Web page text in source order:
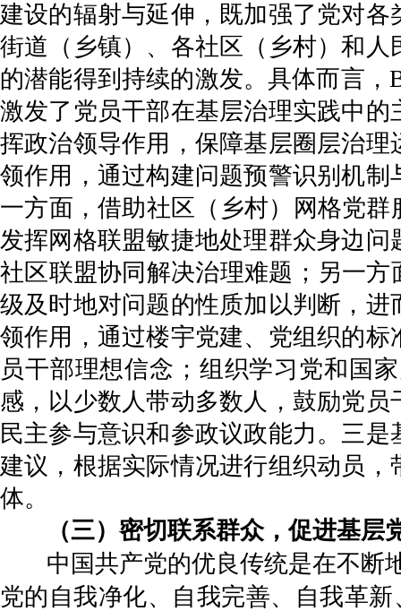
建设的辐射与延伸，既加强了党对
街道（乡镇）、各社区（乡村）和
的潜能得到持续的激发。具体而言
激发了党员干部在基层治理实践中
挥政治领导作用，保障基层圈层治
领作用，通过构建问题预警识别机
一方面，借助社区（乡村）网格党
发挥网格联盟敏捷地处理群众身边
社区联盟协同解决治理难题；另一
级及时地对问题的性质加以判断，
领作用，通过楼宇党建、党组织的
员干部理想信念；组织学习党和国
感，以少数人带动多数人，鼓励党
民主参与意识和参政议政能力。三
建议，根据实际情况进行组织动员
体。
（三）密切联系群众，促进基层
中国共产党的优良传统是在不断
党的自我净化、自我完善、自我革